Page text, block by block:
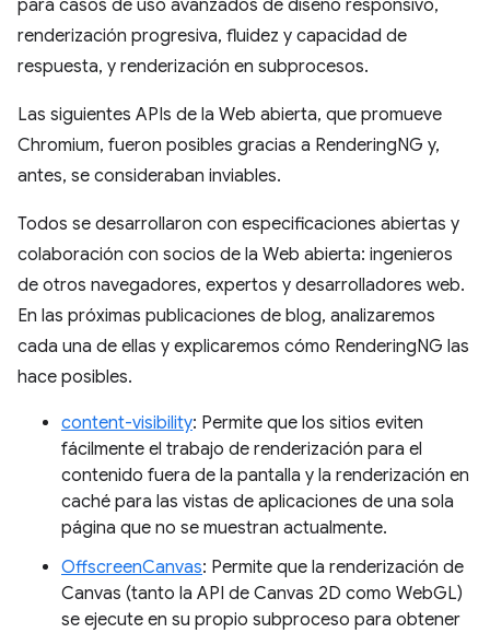
para casos de uso avanzados de diseño responsivo,
renderización progresiva, fluidez y capacidad de
respuesta, y renderización en subprocesos.
Las siguientes APIs de la Web abierta, que promueve
Chromium, fueron posibles gracias a RenderingNG y,
antes, se consideraban inviables.
Todos se desarrollaron con especificaciones abiertas y
colaboración con socios de la Web abierta: ingenieros
de otros navegadores, expertos y desarrolladores web.
En las próximas publicaciones de blog, analizaremos
cada una de ellas y explicaremos cómo RenderingNG las
hace posibles.
content-visibility: Permite que los sitios eviten
fácilmente el trabajo de renderización para el
contenido fuera de la pantalla y la renderización en
caché para las vistas de aplicaciones de una sola
página que no se muestran actualmente.
OffscreenCanvas: Permite que la renderización de
Canvas (tanto la API de Canvas 2D como WebGL)
se ejecute en su propio subproceso para obtener